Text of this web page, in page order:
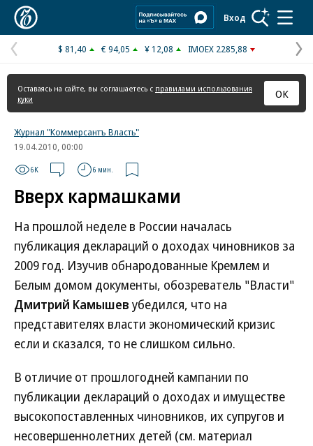
Вход
Предыдущая
страница
$ 81,40 € 94,05 ¥ 12,08 IMOEX 2285,88
Оставаясь на сайте, вы соглашаетесь с правилами использования
куки
ОК
Журнал "Коммерсантъ Власть"
19.04.2010, 00:00
6K 6 мин.
Вверх кармашками
На прошлой неделе в России началась
публикация деклараций о доходах чиновников за
2009 год. Изучив обнародованные Кремлем и
Белым домом документы, обозреватель "Власти"
Дмитрий Камышев убедился, что на
представителях власти экономический кризис
если и сказался, то не слишком сильно.
В отличие от прошлогодней кампании по
публикации деклараций о доходах и имуществе
высокопоставленных чиновников, их супругов и
несовершеннолетних детей (см. материал